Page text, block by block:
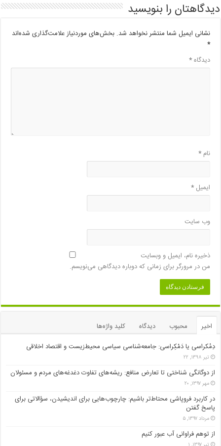
دیدگاهتان را بنویسید
نشانی ایمیل شما منتشر نخواهد شد. بخش‌های موردنیاز علامت‌گذاری شده‌اند
*
دیدگاه*
نام*
ایمیل*
وب‌ سایت
ذخیره نام، ایمیل و وبسایت
من در مرورگر برای زمانی که دوباره دیدگاهی می‌نویسم.
اخیر محبوب دیدگاه
کلید واژه‌ها
دِمُکراسی یا دَمْکِراسی: جامعه‌شناسی سیاسی محیط‌زیست و اقتصاد اخلاقی
تیر ۱۳۹۸, ۲۲
از دوگانگی شناختی تا تعارض منافع: ریشه‌های تفاوت دغدغه‌های مردم و مسئولان
مهر ۱۳۹۷, ۲۰
در کاربرد فروپاشی محتاط‌تر باشیم: چارچوب‌هایی برای اندیشیدن، سؤالاتی برای
پاسخ گفتن
مرداد ۱۳۹۷, ۵
از توهم فراوانی آب عبور کنیم